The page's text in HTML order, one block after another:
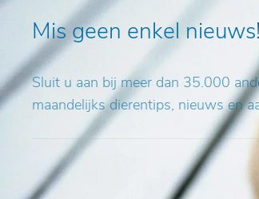
Mis geen enkel nieuws!
Sluit u aan bij meer dan 35.000
maandelijks dierentips, nieuws en